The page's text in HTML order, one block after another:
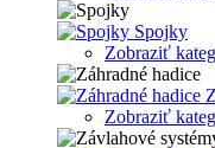
Spojky
Zobraziť
Zobraziť